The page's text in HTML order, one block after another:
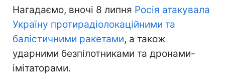
Нагадаємо, вночі 8 липня Росія атакувала
Україну протирадіолокаційними та
балістичними ракетами, а також
ударними безпілотниками та дронами-
імітаторами.